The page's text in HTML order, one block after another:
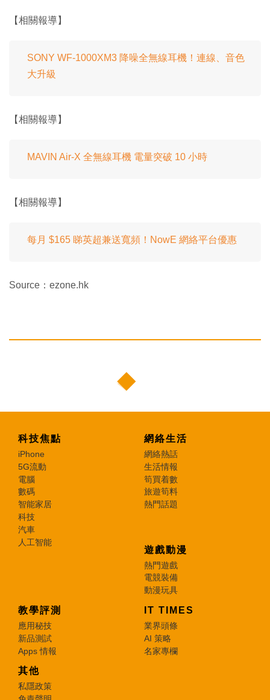
【相關報導】
SONY WF-1000XM3 降噪全無線耳機！連線、音色
大升級
【相關報導】
MAVIN Air-X 全無線耳機 電量突破 10 小時
【相關報導】
每月 $165 睇英超兼送寬頻！NowE 網絡平台優惠
Source：ezone.hk
科技焦點
iPhone
5G流動
電腦
數碼
智能家居
科技
汽車
人工智能
網絡生活
網絡熱話
生活情報
筍買着數
旅遊筍料
熱門話題
遊戲動漫
熱門遊戲
電競裝備
動漫玩具
教學評測
應用秘技
新品測試
Apps 情報
IT TIMES
業界頭條
AI 策略
名家專欄
其他
私隱政策